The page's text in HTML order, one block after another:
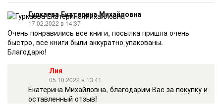
Гуркаева Екатерина Михайловна
17.02.2022 в 14:37
Очень понравились все книги, посылка пришла очень
быстро, все книги были аккуратно упакованы.
Благодарю!
Лия
05.10.2022 в 13:41
Екатерина Михайловна, благодарим Вас за покупку и
оставленный отзыв!